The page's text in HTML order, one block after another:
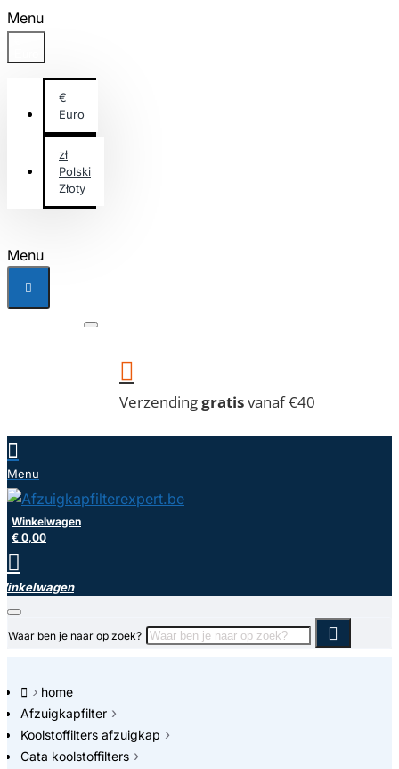
Menu
€
Euro
zł
Polski
Złoty
Menu
Verzendinggratisvanaf €40
Winkelwagen
€ 0,00
Waar ben je naar op zoek?
home
Afzuigkapfilter
Koolstoffilters afzuigkap
Cata koolstoffilters